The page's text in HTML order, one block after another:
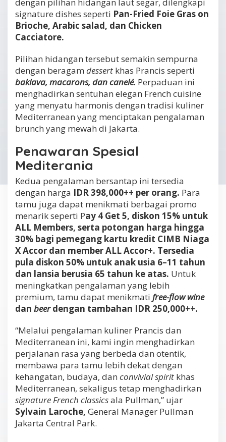
signature dishes seperti Pan-Fried Foie Gras on
Brioche, Arabic salad, dan Chicken
Cacciatore.
Pilihan hidangan tersebut semakin sempurna
dengan beragam dessert khas Prancis seperti
baklava, macarons, dan canelé. Perpaduan ini
menghadirkan sentuhan elegan French cuisine
yang menyatu harmonis dengan tradisi kuliner
Mediterranean yang menciptakan pengalaman
brunch yang mewah di Jakarta.
Penawaran Spesial
Mediterania
Kedua pengalaman bersantap ini tersedia
dengan harga IDR 398,000++ per orang. Para
tamu juga dapat menikmati berbagai promo
menarik seperti Pay 4 Get 5, diskon 15% untuk
ALL Members, serta potongan harga hingga
30% bagi pemegang kartu kredit CIMB Niaga
X Accor dan member ALL Accor+. Tersedia
pula diskon 50% untuk anak usia 6–11 tahun
dan lansia berusia 65 tahun ke atas. Untuk
meningkatkan pengalaman yang lebih
premium, tamu dapat menikmati free-flow wine
dan beerdengan tambahan IDR 250,000++.
“Melalui pengalaman kuliner Prancis dan
Mediterranean ini, kami ingin menghadirkan
perjalanan rasa yang berbeda dan otentik,
membawa para tamu lebih dekat dengan
kehangatan, budaya, dan convivial spirit khas
Mediterranean, sekaligus tetap menghadirkan
signature French classicsala Pullman,” ujar
Sylvain Laroche, General Manager Pullman
Jakarta Central Park.